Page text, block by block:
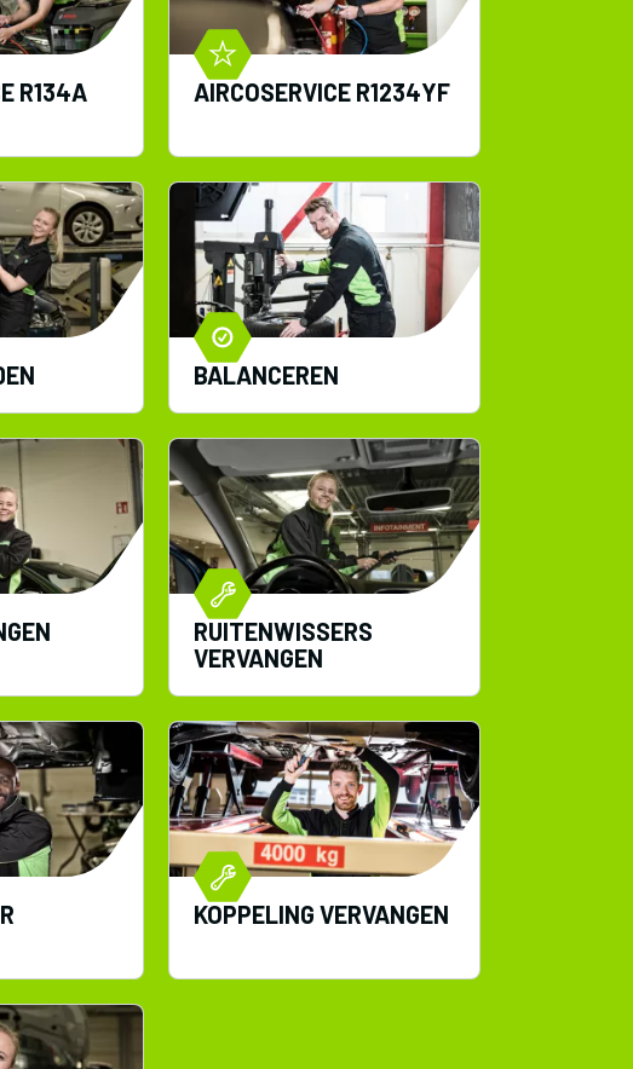
R134A AIRCOSERVICE R1234YF
BALANCEREN
RUITENWISSERS
VERVANGEN
KOPPELING VERVANGEN